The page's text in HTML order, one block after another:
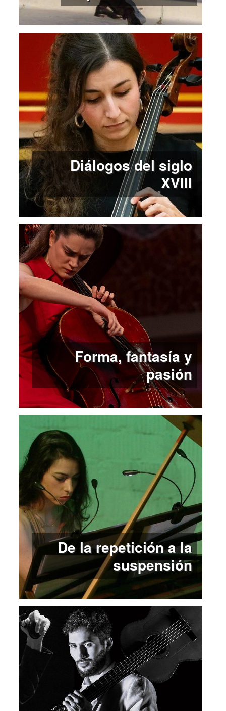
Diálogos del siglo
XVIII
Forma, fantasía y
pasión
De la repetición a la
suspensión